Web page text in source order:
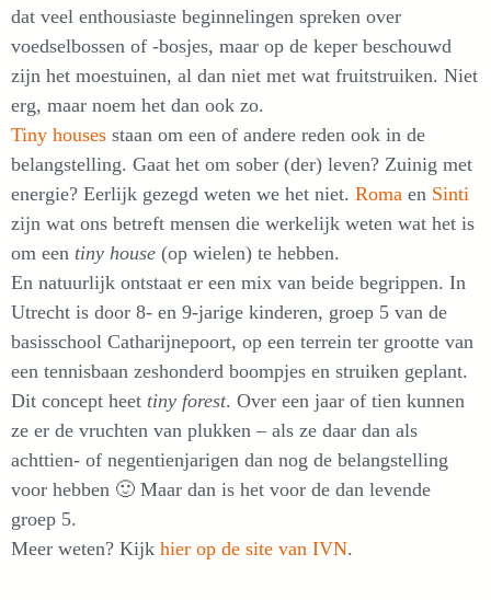
dat veel enthousiaste beginnelingen spreken over
voedselbossen of -bosjes, maar op de keper beschouwd
zijn het moestuinen, al dan niet met wat fruitstruiken. Niet
erg, maar noem het dan ook zo.
Tiny houses staan om een of andere reden ook in de
belangstelling. Gaat het om sober (der) leven? Zuinig met
energie? Eerlijk gezegd weten we het niet. Roma en Sinti
zijn wat ons betreft mensen die werkelijk weten wat het is
om een tiny house (op wielen) te hebben.
En natuurlijk ontstaat er een mix van beide begrippen. In
Utrecht is door 8- en 9-jarige kinderen, groep 5 van de
basisschool Catharijnepoort, op een terrein ter grootte van
een tennisbaan zeshonderd boompjes en struiken geplant.
Dit concept heet tiny forest. Over een jaar of tien kunnen
ze er de vruchten van plukken – als ze daar dan als
achttien- of negentienjarigen dan nog de belangstelling
voor hebben 🙂 Maar dan is het voor de dan levende
groep 5.
Meer weten? Kijk hier op de site van IVN.